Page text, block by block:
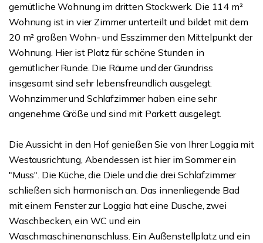
gemütliche Wohnung im dritten Stockwerk. Die 114 m²
Wohnung ist in vier Zimmer unterteilt und bildet mit dem
20 m² großen Wohn- und Esszimmer den Mittelpunkt der
Wohnung. Hier ist Platz für schöne Stunden in
gemütlicher Runde. Die Räume und der Grundriss
insgesamt sind sehr lebensfreundlich ausgelegt.
Wohnzimmer und Schlafzimmer haben eine sehr
angenehme Größe und sind mit Parkett ausgelegt.
Die Aussicht in den Hof genießen Sie von Ihrer Loggia mit
Westausrichtung, Abendessen ist hier im Sommer ein
"Muss". Die Küche, die Diele und die drei Schlafzimmer
schließen sich harmonisch an. Das innenliegende Bad
mit einem Fenster zur Loggia hat eine Dusche, zwei
Waschbecken, ein WC und ein
Waschmaschinenanschluss. Ein Außenstellplatz und ein